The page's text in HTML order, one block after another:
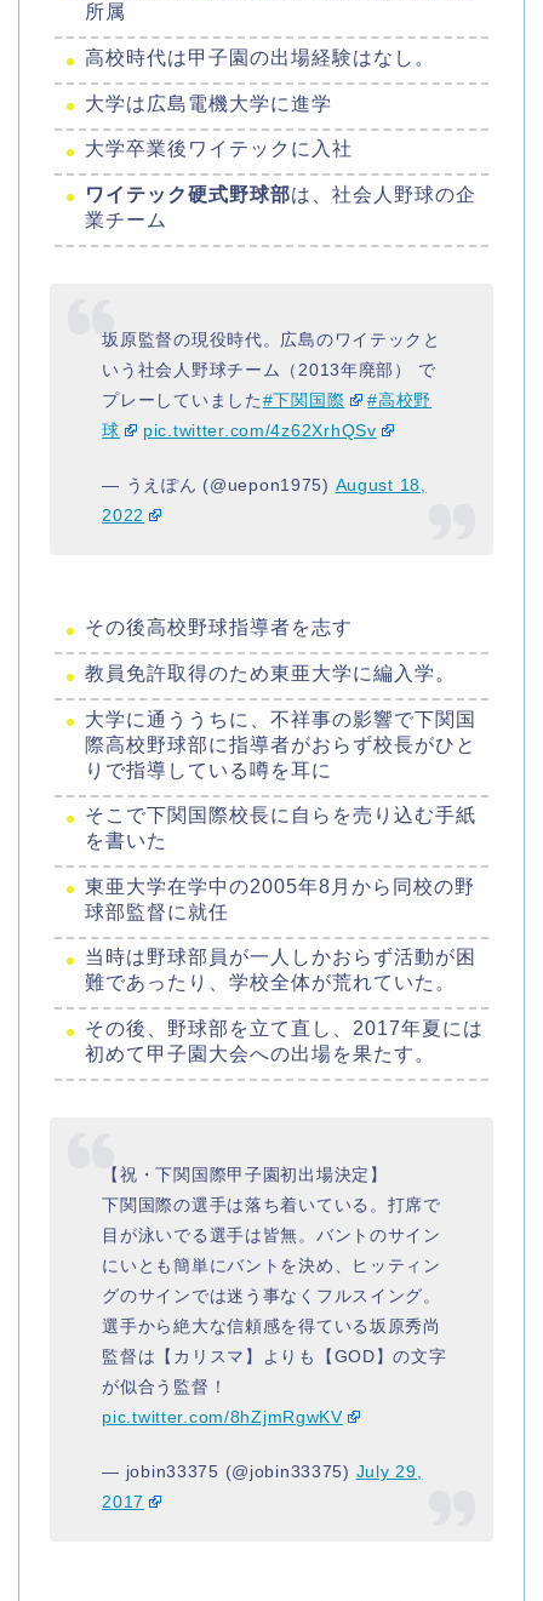
所属
高校時代は甲子園の出場経験はなし。
大学は広島電機大学に進学
大学卒業後ワイテックに入社
ワイテック硬式野球部は、社会人野球の企
業チーム
坂原監督の現役時代。広島のワイテックと
いう社会人野球チーム（2013年廃部） で
プレーしていました#下関国際
#高校野
球
pic.twitter.com/4z62XrhQSv
— うえぽん (@uepon1975) August 18,
2022
その後高校野球指導者を志す
教員免許取得のため東亜大学に編入学。
大学に通ううちに、不祥事の影響で下関国
際高校野球部に指導者がおらず校長がひと
りで指導している噂を耳に
そこで下関国際校長に自らを売り込む手紙
を書いた
東亜大学在学中の2005年8月から同校の野
球部監督に就任
当時は野球部員が一人しかおらず活動が困
難であったり、学校全体が荒れていた。
その後、野球部を立て直し、2017年夏には
初めて甲子園大会への出場を果たす。
【祝・下関国際甲子園初出場決定】
下関国際の選手は落ち着いている。打席で
目が泳いでる選手は皆無。バントのサイン
にいとも簡単にバントを決め、ヒッティン
グのサインでは迷う事なくフルスイング。
選手から絶大な信頼感を得ている坂原秀尚
監督は【カリスマ】よりも【GOD】の文字
が似合う監督！
pic.twitter.com/8hZjmRgwKV
— jobin33375 (@jobin33375) July 29,
2017